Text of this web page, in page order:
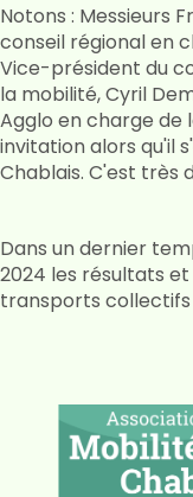
Notons : Messieurs
conseil régional en
Vice-président du
la mobilité, Cyril
Agglo en charge de
invitation alors qu'il
Chablais. C'est très
Dans un dernier
2024 les résultats
transports collectifs